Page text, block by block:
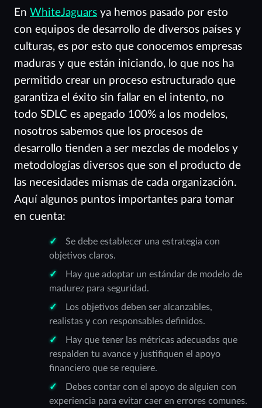
En WhiteJaguars ya hemos pasado por esto
con equipos de desarrollo de diversos países y
culturas, es por esto que conocemos empresas
maduras y que están iniciando, lo que nos ha
permitido crear un proceso estructurado que
garantiza el éxito sin fallar en el intento, no
todo SDLC es apegado 100% a los modelos,
nosotros sabemos que los procesos de
desarrollo tienden a ser mezclas de modelos y
metodologías diversos que son el producto de
las necesidades mismas de cada organización.
Aquí algunos puntos importantes para tomar
en cuenta:
Se debe establecer una estrategia con
objetivos claros.
Hay que adoptar un estándar de modelo de
madurez para seguridad.
Los objetivos deben ser alcanzables,
realistas y con responsables definidos.
Hay que tener las métricas adecuadas que
respalden tu avance y justifiquen el apoyo
financiero que se requiere.
Debes contar con el apoyo de alguien con
experiencia para evitar caer en errores comunes.